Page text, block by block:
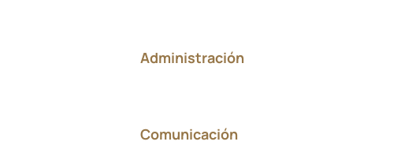
Administración
Comunicación